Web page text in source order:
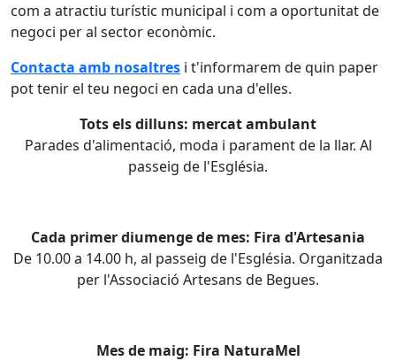
com a atractiu turístic municipal i com a oportunitat de
negoci per al sector econòmic.
Contacta amb nosaltres i t'informarem de quin paper
pot tenir el teu negoci en cada una d'elles.
Tots els dilluns: mercat ambulant
Parades d'alimentació, moda i parament de la llar. Al
passeig de l'Església.
Cada primer diumenge de mes: Fira d'Artesania
De 10.00 a 14.00 h, al passeig de l'Església. Organitzada
per l'Associació Artesans de Begues.
Mes de maig: Fira NaturaMel